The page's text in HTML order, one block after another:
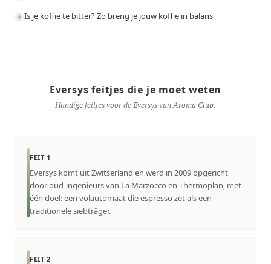
Is je koffie te bitter? Zo breng je jouw koffie in balans
Eversys feitjes die je moet weten
Handige feitjes voor de Eversys van Aroma Club.
FEIT 1
Eversys komt uit Zwitserland en werd in 2009 opgericht
door oud-ingenieurs van La Marzocco en Thermoplan, met
één doel: een volautomaat die espresso zet als een
traditionele siebträger.
FEIT 2